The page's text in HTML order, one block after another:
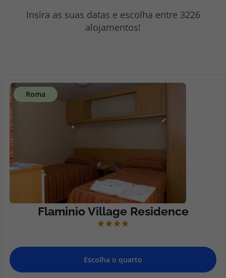
Insira as suas datas e escolha entre 3226
alojamentos!